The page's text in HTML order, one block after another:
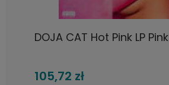
DOJA CAT Hot Pink LP Pink
105,72 zł